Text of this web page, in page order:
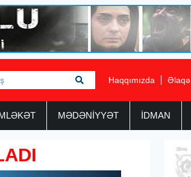
Haqqımızda Əlaqə
MƏDƏNİYYƏT İDMAN